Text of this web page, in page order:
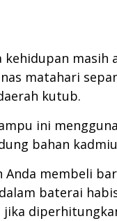
kehidupan
matahari
kutub.
ini
bahan
membeli
baterai